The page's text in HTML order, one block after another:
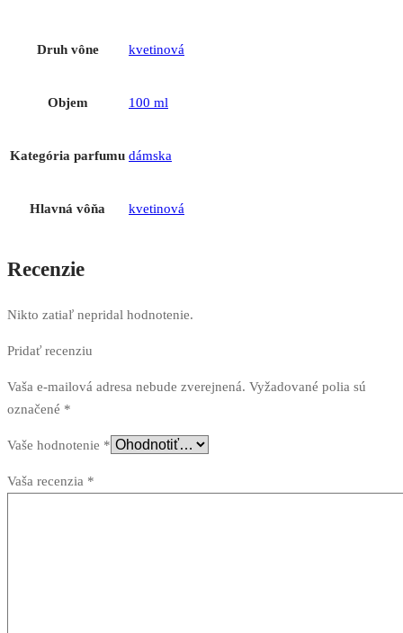
Druh vône kvetinová
Objem 100 ml
Kategória parfumu dámska
Hlavná vôňa kvetinová
Recenzie
Nikto zatiaľ nepridal hodnotenie.
Pridať recenziu
Vaša e-mailová adresa nebude zverejnená. Vyžadované polia sú
označené *
Vaše hodnotenie *
Vaša recenzia *